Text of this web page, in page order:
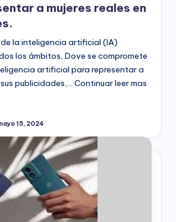
a mujeres reales en
la inteligencia artificial (IA)
los ámbitos, Dove se compromete
artificial para representar a
sus publicidades,… Continuar leer mas
15, 2024